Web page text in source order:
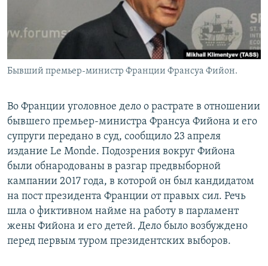
Бывший премьер-министр Франции Франсуа Фийон.
Во Франции уголовное дело о растрате в отношении
бывшего премьер-министра Франсуа Фийона и его
супруги передано в суд, сообщило 23 апреля
издание Le Monde. Подозрения вокруг Фийона
были обнародованы в разгар предвыборной
кампании 2017 года, в которой он был кандидатом
на пост президента Франции от правых сил. Речь
шла о фиктивном найме на работу в парламент
жены Фийона и его детей. Дело было возбуждено
перед первым туром президентских выборов.